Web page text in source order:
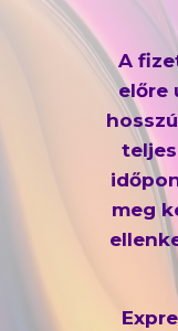
A
előre
meg